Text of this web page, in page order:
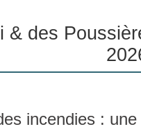
& des
incendies :